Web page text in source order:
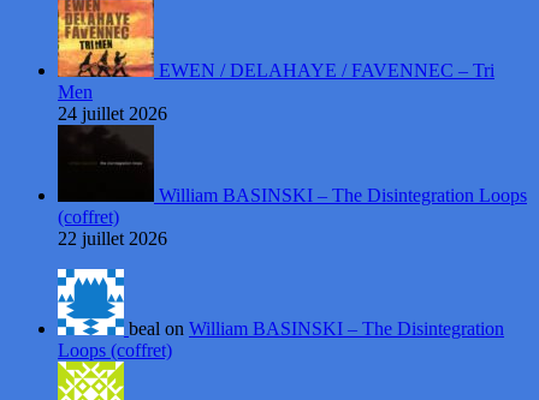
EWEN / DELAHAYE / FAVENNEC – Tri
Men
24 juillet 2026
William BASINSKI – The Disintegration Loops
(coffret)
22 juillet 2026
beal on William BASINSKI – The Disintegration
Loops (coffret)